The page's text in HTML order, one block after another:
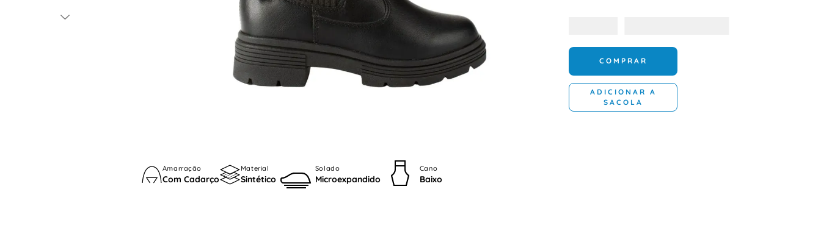
Amarração
Com Cadarço
Material
Sintético
Solado
Microexpandido
Cano
Baixo
COMPRAR
ADICIONAR A
SACOLA